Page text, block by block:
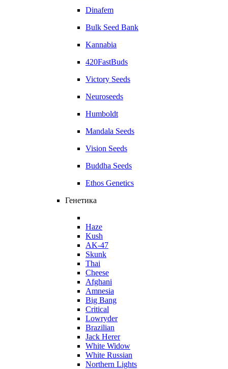
Dinafem
Bulk Seed Bank
Kannabia
420FastBuds
Victory Seeds
Neuroseeds
Humboldt
Mandala Seeds
Vision Seeds
Buddha Seeds
Ethos Genetics
Генетика
Haze
Kush
AK-47
Skunk
Thai
Cheese
Afghani
Amnesia
Big Bang
Critical
Lowryder
Brazilian
Jack Herer
White Widow
White Russian
Northern Lights